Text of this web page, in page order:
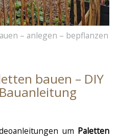
– anlegen – bepflanzen
bauen – DIY
um Paletten